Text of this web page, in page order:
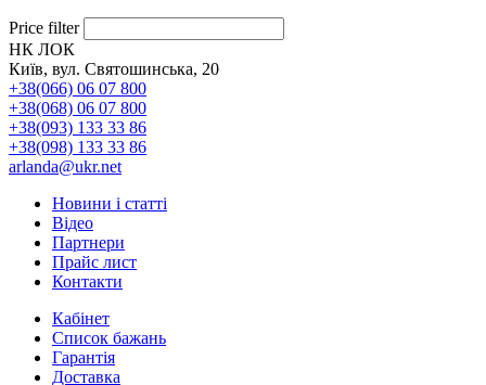
Price filter
НК ЛОК
Київ, вул. Святошинська, 20
+38(066) 06 07 800
+38(068) 06 07 800
+38(093) 133 33 86
+38(098) 133 33 86
arlanda@ukr.net
Новини і статті
Відео
Партнери
Прайс лист
Контакти
Кабінет
Список бажань
Гарантія
Доставка